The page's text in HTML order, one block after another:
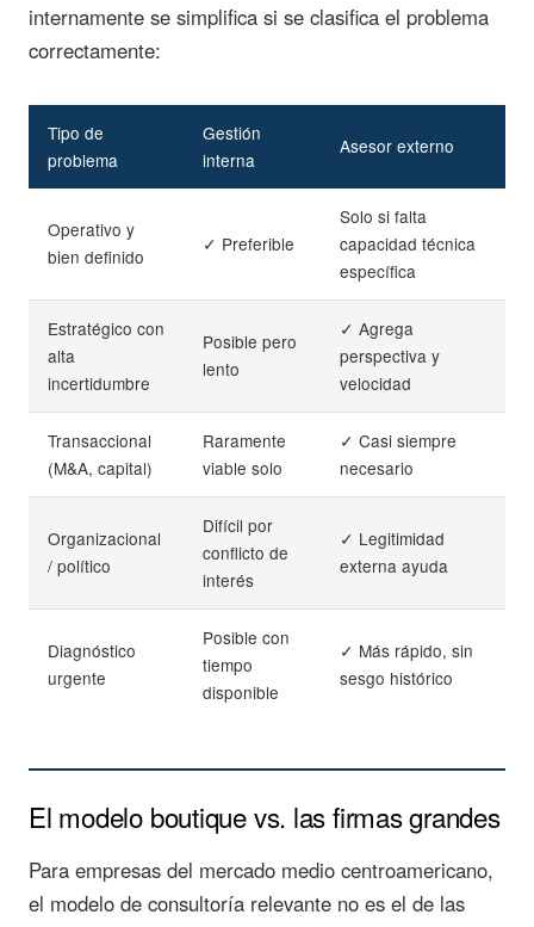
internamente se simplifica si se clasifica el problema
correctamente:
Tipo de
problema
Gestión
interna
Asesor externo
Operativo y
bien definido
✓ Preferible
Solo si falta
capacidad técnica
específica
Estratégico con
alta
incertidumbre
Posible pero
lento
✓ Agrega
perspectiva y
velocidad
Transaccional
(M&A, capital)
Raramente
viable solo
✓ Casi siempre
necesario
Organizacional
/ político
Difícil por
conflicto de
interés
✓ Legitimidad
externa ayuda
Diagnóstico
urgente
Posible con
tiempo
disponible
✓ Más rápido, sin
sesgo histórico
El modelo boutique vs. las firmas grandes
Para empresas del mercado medio centroamericano,
el modelo de consultoría relevante no es el de las